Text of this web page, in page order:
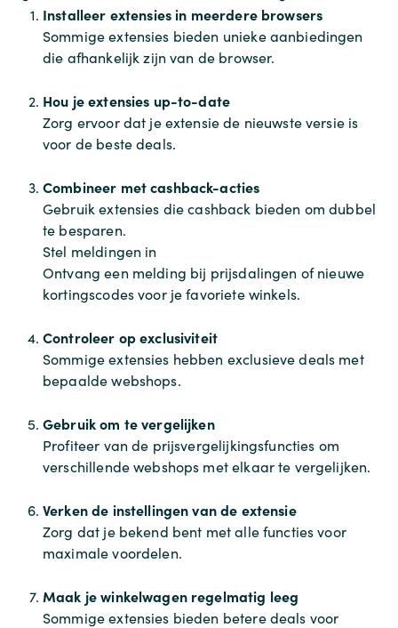
Installeer extensies in meerdere browsers
Sommige extensies bieden unieke aanbiedingen
die afhankelijk zijn van de browser.
Hou je extensies up-to-date
Zorg ervoor dat je extensie de nieuwste versie is
voor de beste deals.
Combineer met cashback-acties
Gebruik extensies die cashback bieden om dubbel
te besparen.
Stel meldingen in
Ontvang een melding bij prijsdalingen of nieuwe
kortingscodes voor je favoriete winkels.
Controleer op exclusiviteit
Sommige extensies hebben exclusieve deals met
bepaalde webshops.
Gebruik om te vergelijken
Profiteer van de prijsvergelijkingsfuncties om
verschillende webshops met elkaar te vergelijken.
Verken de instellingen van de extensie
Zorg dat je bekend bent met alle functies voor
maximale voordelen.
Maak je winkelwagen regelmatig leeg
Sommige extensies bieden betere deals voor